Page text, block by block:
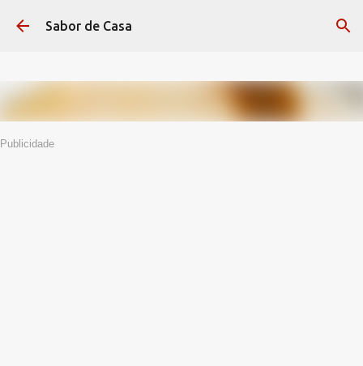
Avançar para o conteúdo principal
Sabor de Casa
Publicidade